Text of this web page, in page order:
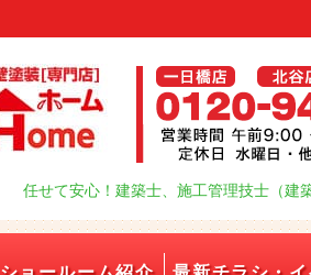
任せて安心！建築士、施工管理技士（建